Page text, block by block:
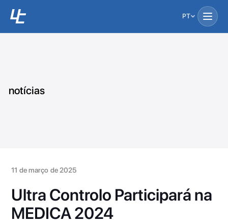
PT
notícias
11 de março de 2025
Ultra Controlo Participará na
MEDICA 2024